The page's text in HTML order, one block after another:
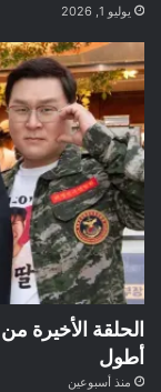
يوليو 1, 2026
الحلقة الأخيرة
أطول
منذ أسبوعين